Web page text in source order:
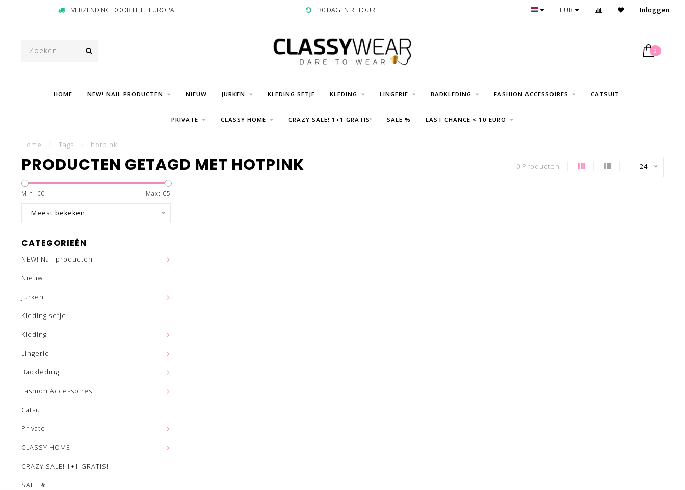
VERZENDING DOOR HEEL EUROPA 30 DAGEN RETOUR GRATIS VERZENDING VANAF € 75
EUR Inloggen
0
HOME NEW! NAIL PRODUCTEN NIEUW JURKEN KLEDING SETJE KLEDING LINGERIE BADKLEDING FASHION ACCESSOIRES CATSUIT
PRIVATE CLASSY HOME CRAZY SALE! 1+1 GRATIS! SALE % LAST CHANCE < 10 EURO
Home Tags hotpink
PRODUCTEN GETAGD MET HOTPINK 0 Producten 24
Min: €0 Max: €5
Meest bekeken
CATEGORIEËN
NEW! Nail producten
Nieuw
Jurken
Kleding setje
Kleding
Lingerie
Badkleding
Fashion Accessoires
Catsuit
Private
CLASSY HOME
CRAZY SALE! 1+1 GRATIS!
SALE %